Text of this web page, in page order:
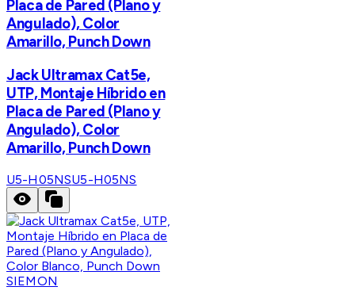
Placa de Pared (Plano y
Angulado), Color
Amarillo, Punch Down
Jack Ultramax Cat5e,
UTP, Montaje Híbrido en
Placa de Pared (Plano y
Angulado), Color
Amarillo, Punch Down
U5-H05NSU5-H05NS
SIEMON